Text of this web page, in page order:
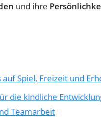
und ihre
Spiel, Freizeit und
die kindliche
Teamarbeit